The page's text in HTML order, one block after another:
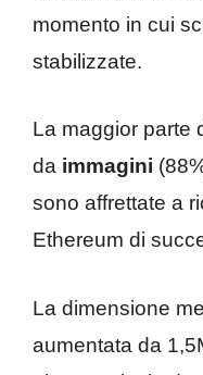
momento in cui
stabilizzate.
La maggior parte
da immagini
sono affrettate a
Ethereum di
La dimensione
aumentata da